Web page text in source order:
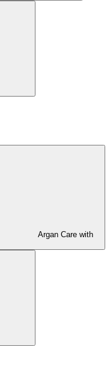
Argan Care with